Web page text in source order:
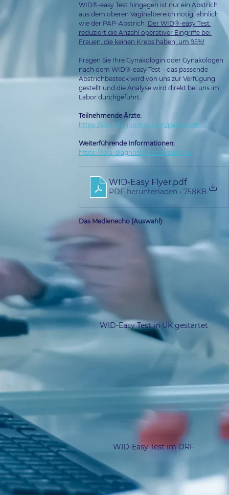
WID®-easy Test hingegen ist nur ein Abstrich
aus dem oberen Vaginalbereich nötig, ähnlich
wie der PAP-Abstrich. Der WID®-easy Test
reduziert die Anzahl operativer Eingriffe bei
Frauen, die keinen Krebs haben, um 95%!
Fragen Sie Ihre Gynäkologin oder Gynäkologen
nach dem WID®-easy Test – das passende
Abstrichbesteck wird von uns zur Verfügung
gestellt und die Analyse wird direkt bei uns im
Labor durchgeführt.
Teilnehmende Ärzte:
https://sola-diagnostics.com/patient/#mp
Weiterführende Informationen:
https://sola-diagnostics.com/patient/
WID-Easy Flyer.pdf
PDF herunterladen • 758KB
Das Medienecho (Auswahl):
WID-Easy Test in UK gestartet
WID-Easy Test im ORF